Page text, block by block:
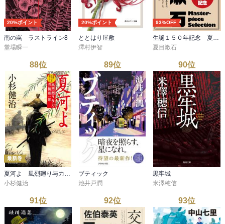
20%ポイント
南の罠 ラストライン8
堂場瞬一
20%ポイント
ととはり屋敷
澤村伊智
93%OFF
生誕１５０年記念 夏目漱石 名作セット
夏目漱石
88位
最新巻
小杉健治
89位
ブティック
池井戸潤
90位
黒牢城
米澤穂信
91位 92位 93位